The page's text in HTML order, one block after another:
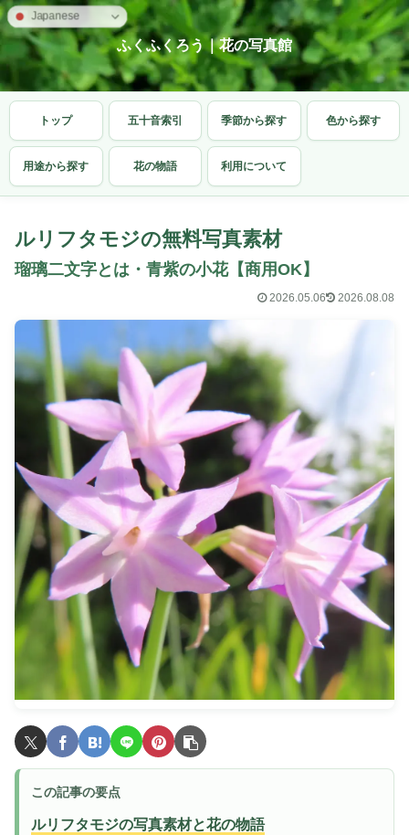
ふくふくろう｜花の写真館
トップ 五十音索引 季節から探す 色から探す
用途から探す 花の物語 利用について
ルリフタモジの無料写真素材
瑠璃二文字とは・青紫の小花【商用OK】
2026.05.06 2026.08.08
この記事の要点
ルリフタモジの写真素材と花の物語
Japanese